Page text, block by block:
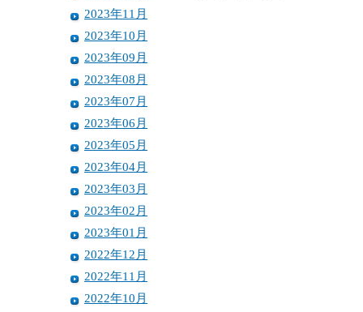
2023年11月
2023年10月
2023年09月
2023年08月
2023年07月
2023年06月
2023年05月
2023年04月
2023年03月
2023年02月
2023年01月
2022年12月
2022年11月
2022年10月